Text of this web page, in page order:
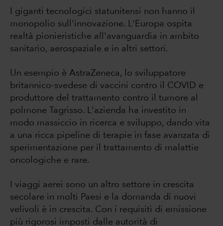
I giganti tecnologici statunitensi non hanno il
monopolio sull'innovazione. L'Europa ospita
realtà pionieristiche all'avanguardia in ambito
sanitario, aerospaziale e in altri settori.
Un esempio è AstraZeneca, lo sviluppatore
britannico-svedese di vaccini contro il COVID e
produttore del trattamento contro il tumore al
polmone Tagrisso. L'azienda ha investito in
modo massiccio in ricerca e sviluppo, dando vita
a una ricca pipeline di terapie in fase avanzata di
sperimentazione per il trattamento di malattie
oncologiche e rare.
I viaggi aerei sono un altro settore in crescita
secolare in molti Paesi e la domanda di nuovi
velivoli è in crescita. Con i requisiti di emissione
più rigorosi imposti dalle autorità di